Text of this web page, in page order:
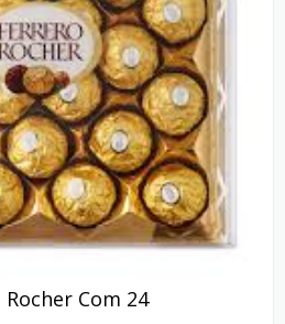
Com 24